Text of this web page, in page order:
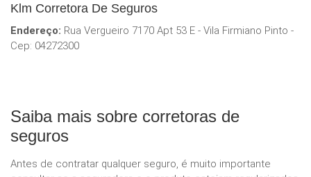
Klm Corretora De Seguros
Endereço: Rua Vergueiro 7170 Apt 53 E - Vila Firmiano Pinto -
Cep: 04272300
Saiba mais sobre corretoras de
seguros
Antes de contratar qualquer seguro, é muito importante